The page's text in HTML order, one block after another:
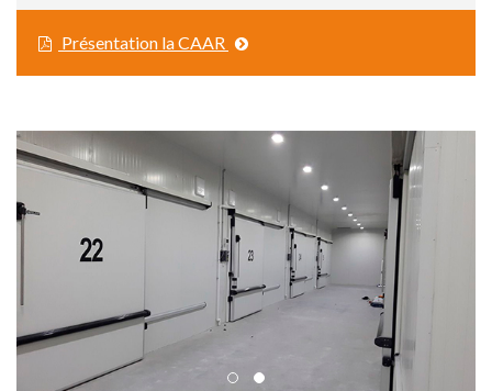
Présentation la CAAR